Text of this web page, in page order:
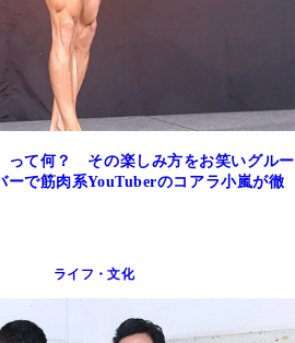
って何？ その楽しみ方をお笑いグルー
ーで筋肉系YouTuberのコアラ小嵐が徹
ライフ・文化